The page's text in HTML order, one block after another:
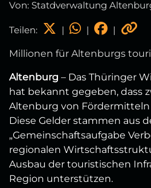
Von: Statdverwaltung
Teilen: | | |
Millionen für Altenburgs
Altenburg – Das Thüringer
hat bekannt gegeben, dass
Altenburg von
Diese Gelder stammen aus
„Gemeinschaftsaufgabe
regionalen
Ausbau der touristischen
Region unterstützen.